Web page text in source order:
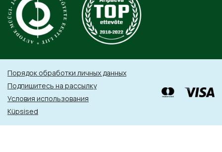
Порядок обработки личных данных
Подпишитесь на рассылку
Условия использования
Küpsised